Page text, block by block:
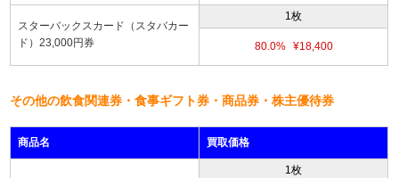
スターバックスカード（スタバカー
ド）23,000円券
1枚
80.0% ¥18,400
その他の飲食関連券・食事ギフト券・商品券・株主優待券
商品名 買取価格
1枚